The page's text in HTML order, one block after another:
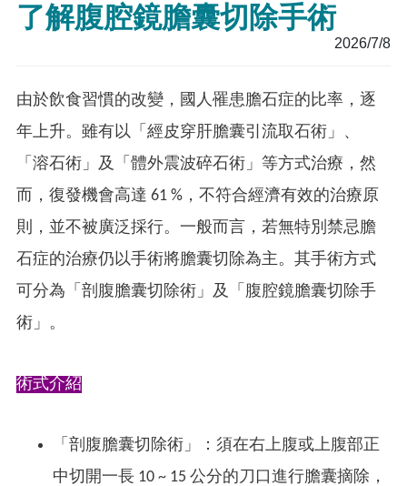
了解腹腔鏡膽囊切除手術
2026/7/8
由於飲食習慣的改變，國人罹患膽石症的比率，逐
年上升。雖有以「經皮穿肝膽囊引流取石術」、
「溶石術」及「體外震波碎石術」等方式治療，然
而，復發機會高達 61 %，不符合經濟有效的治療原
則，並不被廣泛採行。一般而言，若無特別禁忌膽
石症的治療仍以手術將膽囊切除為主。其手術方式
可分為「剖腹膽囊切除術」及「腹腔鏡膽囊切除手
術」。
術式介紹
「剖腹膽囊切除術」：須在右上腹或上腹部正
中切開一長 10 ~ 15 公分的刀口進行膽囊摘除，